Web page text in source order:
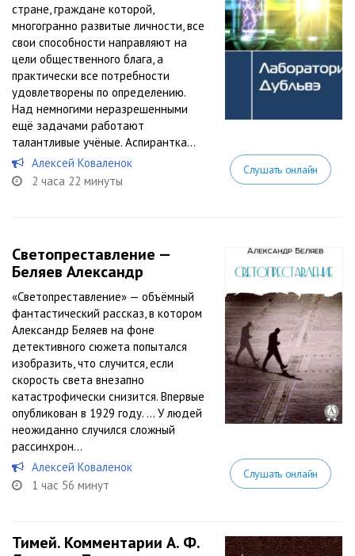
стране, граждане которой,
многогранно развитые личности, все
свои способности направляют на
цели общественного блага, а
практически все потребности
удовлетворены по определению.
Над немногими неразрешенными
ещё задачами работают
талантливые учёные. Аспирантка...
Алексей Коваленок
2 часа 22 минуты
Слушать онлайн
Светопреставление —
Беляев Александр
«Светопреставление» — объёмный
фантастический рассказ, в котором
Александр Беляев на фоне
детективного сюжета попытался
изобразить, что случится, если
скорость света внезапно
катастрофически снизится. Впервые
опубликован в 1929 году. … У людей
неожиданно случился сложный
рассинхрон...
Алексей Коваленок
1 час 56 минут
Слушать онлайн
Тимей. Комментарии А. Ф.